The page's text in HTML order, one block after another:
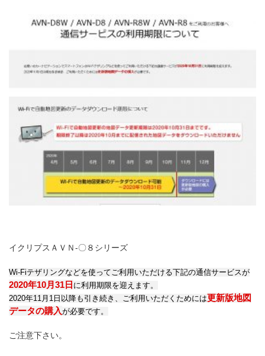
イクリプスＡＶＮ-〇８シリーズ
Wi-Fiテザリングなどを使ってご利用いただける下記の通信サービスが
2020年10月31日 に利用期限を迎えます。
2020年11月1日以降も引き続き、ご利用いただくためには更新版地図
データの購入が必要です。
ご注意下さい。